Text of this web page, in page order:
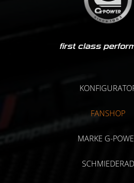
first class
FANSHOP
MARKE G-
SCHMIEDERAD